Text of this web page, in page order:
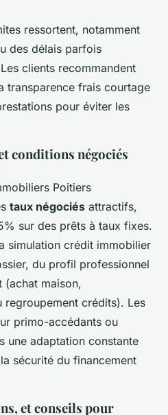
ressortent, notamment
des délais parfois
clients recommandent
transparence frais courtage
pour éviter les
conditions négociés
Poitiers
taux négociés attractifs,
sur des prêts à taux fixes.
simulation crédit immobilier
du profil professionnel
(achat maison,
regroupement crédits). Les
primo-accédants ou
une adaptation constante
sécurité du financement
et conseils pour